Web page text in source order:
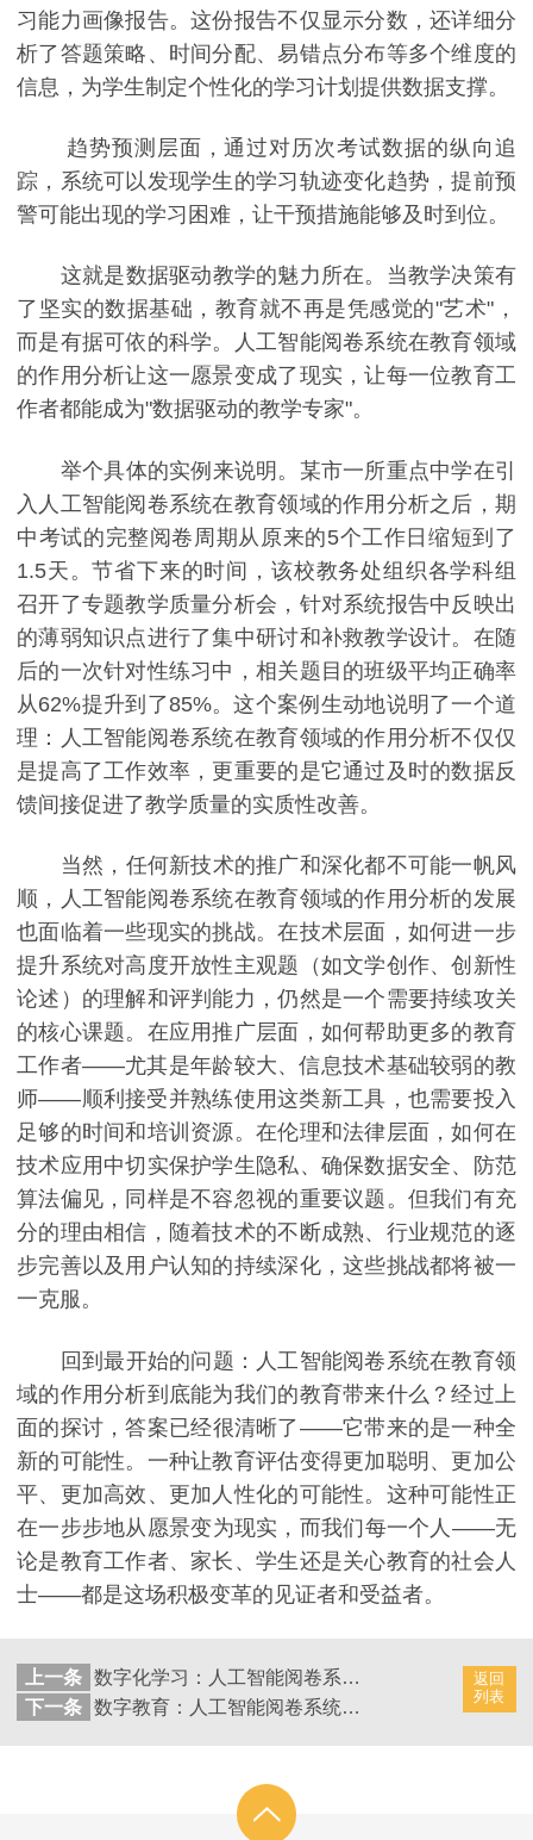
习能力画像报告。这份报告不仅显示分数，还详细分
析了答题策略、时间分配、易错点分布等多个维度的
信息，为学生制定个性化的学习计划提供数据支撑。
趋势预测层面，通过对历次考试数据的纵向追
踪，系统可以发现学生的学习轨迹变化趋势，提前预
警可能出现的学习困难，让干预措施能够及时到位。
这就是数据驱动教学的魅力所在。当教学决策有
了坚实的数据基础，教育就不再是凭感觉的"艺术"，
而是有据可依的科学。人工智能阅卷系统在教育领域
的作用分析让这一愿景变成了现实，让每一位教育工
作者都能成为"数据驱动的教学专家"。
举个具体的实例来说明。某市一所重点中学在引
入人工智能阅卷系统在教育领域的作用分析之后，期
中考试的完整阅卷周期从原来的5个工作日缩短到了
1.5天。节省下来的时间，该校教务处组织各学科组
召开了专题教学质量分析会，针对系统报告中反映出
的薄弱知识点进行了集中研讨和补救教学设计。在随
后的一次针对性练习中，相关题目的班级平均正确率
从62%提升到了85%。这个案例生动地说明了一个道
理：人工智能阅卷系统在教育领域的作用分析不仅仅
是提高了工作效率，更重要的是它通过及时的数据反
馈间接促进了教学质量的实质性改善。
当然，任何新技术的推广和深化都不可能一帆风
顺，人工智能阅卷系统在教育领域的作用分析的发展
也面临着一些现实的挑战。在技术层面，如何进一步
提升系统对高度开放性主观题（如文学创作、创新性
论述）的理解和评判能力，仍然是一个需要持续攻关
的核心课题。在应用推广层面，如何帮助更多的教育
工作者——尤其是年龄较大、信息技术基础较弱的教
师——顺利接受并熟练使用这类新工具，也需要投入
足够的时间和培训资源。在伦理和法律层面，如何在
技术应用中切实保护学生隐私、确保数据安全、防范
算法偏见，同样是不容忽视的重要议题。但我们有充
分的理由相信，随着技术的不断成熟、行业规范的逐
步完善以及用户认知的持续深化，这些挑战都将被一
一克服。
回到最开始的问题：人工智能阅卷系统在教育领
域的作用分析到底能为我们的教育带来什么？经过上
面的探讨，答案已经很清晰了——它带来的是一种全
新的可能性。一种让教育评估变得更加聪明、更加公
平、更加高效、更加人性化的可能性。这种可能性正
在一步步地从愿景变为现实，而我们每一个人——无
论是教育工作者、家长、学生还是关心教育的社会人
士——都是这场积极变革的见证者和受益者。
返回
列表
上一条
数字化学习：人工智能阅卷系统助力学生成绩进步
下一条
数字教育：人工智能阅卷系统的学术推动